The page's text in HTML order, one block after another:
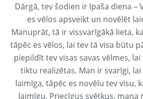
Dārgā, tev šodien ir īpaša diena –
es vēlos apsveikt un novēlēt
Manuprāt, tā ir vissvarīgākā lieta,
tāpēc es vēlos, lai tev tā visa būtu
piepildīt tev visas savas vēlmes,
tiktu realizētas. Man ir svarīgi,
laimīga, tāpēc es novēlu tev visu,
laimīgu. Priecīgus svētkus, mana